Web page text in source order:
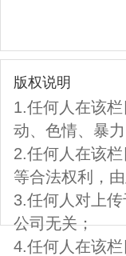
版权说明
1.任何人在该
动、色情、暴
2.任何人在该
等合法权利，
3.任何人对上
公司无关；
4.任何人在该